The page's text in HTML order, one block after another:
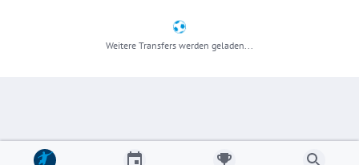
Weitere Transfers werden geladen...